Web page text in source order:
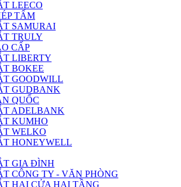
LEECO
TẤM
SAMURAI
TRULY
CẤP
LIBERTY
BOKEE
GOODWILL
GUDBANK
QUỐC
ADELBANK
KUMHO
WELKO
HONEYWELL
GIA ĐÌNH
CÔNG TY - VĂN PHÒNG
HAI CỬA HAI TẦNG